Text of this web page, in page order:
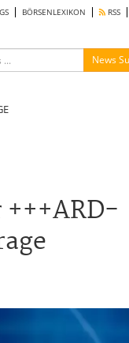
BÖRSENLEXIKON RSS
News